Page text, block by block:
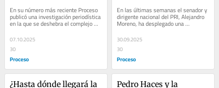
En su número más reciente Proceso
publicó una investigación periodística
en la que se deshebra el complejo
negocio multimillonario del saqueo
de...
07.10.2025
30
Proceso
En las últimas semanas el senador y
dirigente nacional del PRI, Alejandro
Moreno, ha desplegado una
estrategia política y mediática
acusando de...
30.09.2025
30
Proceso
¿Hasta dónde llegará la
Pedro Haces y la